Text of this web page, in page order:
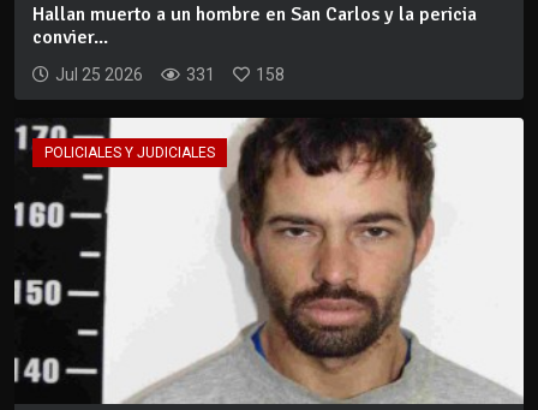
Hallan muerto a un hombre en San Carlos y la pericia
convier...
Jul 25 2026 331 158
POLICIALES Y JUDICIALES